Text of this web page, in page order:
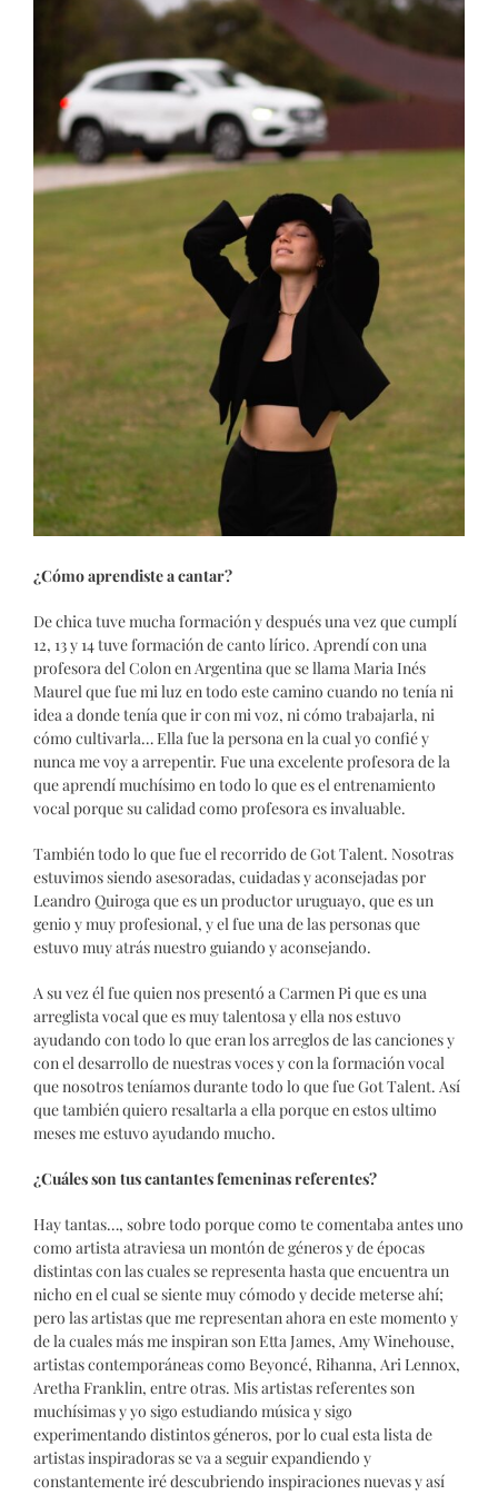
¿Cómo aprendiste a cantar?
De chica tuve mucha formación y después una vez que cumplí
12, 13 y 14 tuve formación de canto lírico. Aprendí con una
profesora del Colon en Argentina que se llama Maria Inés
Maurel que fue mi luz en todo este camino cuando no tenía ni
idea a donde tenía que ir con mi voz, ni cómo trabajarla, ni
cómo cultivarla… Ella fue la persona en la cual yo confié y
nunca me voy a arrepentir. Fue una excelente profesora de la
que aprendí muchísimo en todo lo que es el entrenamiento
vocal porque su calidad como profesora es invaluable.
También todo lo que fue el recorrido de Got Talent. Nosotras
estuvimos siendo asesoradas, cuidadas y aconsejadas por
Leandro Quiroga que es un productor uruguayo, que es un
genio y muy profesional, y el fue una de las personas que
estuvo muy atrás nuestro guiando y aconsejando.
A su vez él fue quien nos presentó a Carmen Pi que es una
arreglista vocal que es muy talentosa y ella nos estuvo
ayudando con todo lo que eran los arreglos de las canciones y
con el desarrollo de nuestras voces y con la formación vocal
que nosotros teníamos durante todo lo que fue Got Talent. Así
que también quiero resaltarla a ella porque en estos ultimo
meses me estuvo ayudando mucho.
¿Cuáles son tus cantantes femeninas referentes?
Hay tantas…, sobre todo porque como te comentaba antes uno
como artista atraviesa un montón de géneros y de épocas
distintas con las cuales se representa hasta que encuentra un
nicho en el cual se siente muy cómodo y decide meterse ahí;
pero las artistas que me representan ahora en este momento y
de la cuales más me inspiran son Etta James, Amy Winehouse,
artistas contemporáneas como Beyoncé, Rihanna, Ari Lennox,
Aretha Franklin, entre otras. Mis artistas referentes son
muchísimas y yo sigo estudiando música y sigo
experimentando distintos géneros, por lo cual esta lista de
artistas inspiradoras se va a seguir expandiendo y
constantemente iré descubriendo inspiraciones nuevas y así